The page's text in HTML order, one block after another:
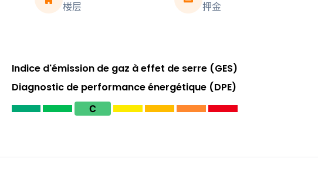
楼层
押金
Indice d'émission de gaz à effet de serre (GES)
Diagnostic de performance énergétique (DPE)
C